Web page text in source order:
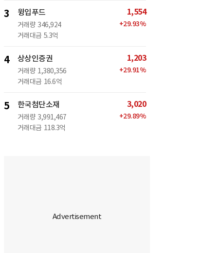
3 윙입푸드
거래량 346,924
거래대금 5.3억
1,554
+29.93%
4 상상인증권
거래량 1,380,356
거래대금 16.6억
1,203
+29.91%
5 한국첨단소재
거래량 3,991,467
거래대금 118.3억
3,020
+29.89%